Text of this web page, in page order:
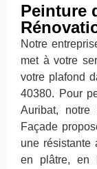
Peinture
Notre
met à votre
votre plafond
40380. Pour
Auribat, notre
Façade
une résistante
en plâtre, en